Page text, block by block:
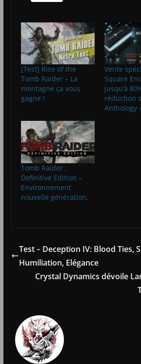
[Test] Rise of the
Tomb Raider – La
montagne ça vous
gagne !
Vente
Square
jusqu’à
réduction
Anthology
Tomb Raider :
Definitive Edition –
Environnement
nouvelle génération.
Test – Deception IV: Blood Ties,
Humiliation, Elégance
Crystal Dynamics dévoile